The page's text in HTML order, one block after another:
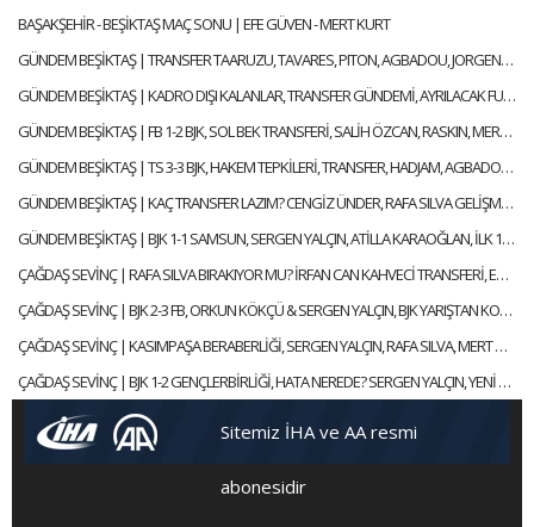
BAŞAKŞEHİR - BEŞİKTAŞ MAÇ SONU | EFE GÜVEN - MERT KURT
GÜNDEM BEŞİKTAŞ | TRANSFER TAARUZU, TAVARES, PITON, AGBADOU, JORGENSEN, STROEYKENS | ÇAĞDAŞ SEVİNÇ
GÜNDEM BEŞİKTAŞ | KADRO DIŞI KALANLAR, TRANSFER GÜNDEMİ, AYRILACAK FUTBOLCULAR | ÇAĞDAŞ SEVİNÇ
GÜNDEM BEŞİKTAŞ | FB 1-2 BJK, SOL BEK TRANSFERİ, SALİH ÖZCAN, RASKIN, MERT GÜNOK | ÇAĞDAŞ SEVİNÇ
GÜNDEM BEŞİKTAŞ | TS 3-3 BJK, HAKEM TEPKİLERİ, TRANSFER, HADJAM, AGBADOU, RASKIN | ÇAĞDAŞ SEVİNÇ
GÜNDEM BEŞİKTAŞ | KAÇ TRANSFER LAZIM? CENGİZ ÜNDER, RAFA SILVA GELİŞMESİ, ABOUBAKAR | ÇAĞDAŞ SEVİNÇ
GÜNDEM BEŞİKTAŞ | BJK 1-1 SAMSUN, SERGEN YALÇIN, ATİLLA KARAOĞLAN, İLK 11 TERCİHLERİ | ÇAĞDAŞ SEVİNÇ
ÇAĞDAŞ SEVİNÇ | RAFA SILVA BIRAKIYOR MU? İRFAN CAN KAHVECİ TRANSFERİ, ERSİN, NECİP | GÜNDEM BEŞİKTAŞ
ÇAĞDAŞ SEVİNÇ | BJK 2-3 FB, ORKUN KÖKÇÜ & SERGEN YALÇIN, BJK YARIŞTAN KOPTU MU? | GÜNDEM BEŞİKTAŞ
ÇAĞDAŞ SEVİNÇ | KASIMPAŞA BERABERLİĞİ, SERGEN YALÇIN, RAFA SILVA, MERT GÜNOK | GÜNDEM BEŞİKTAŞ
ÇAĞDAŞ SEVİNÇ | BJK 1-2 GENÇLERBİRLİĞİ, HATA NEREDE? SERGEN YALÇIN, YENİ KAPTANLAR | GÜNDEM BEŞİKTAŞ
Sitemiz İHA ve AA resmi
abonesidir